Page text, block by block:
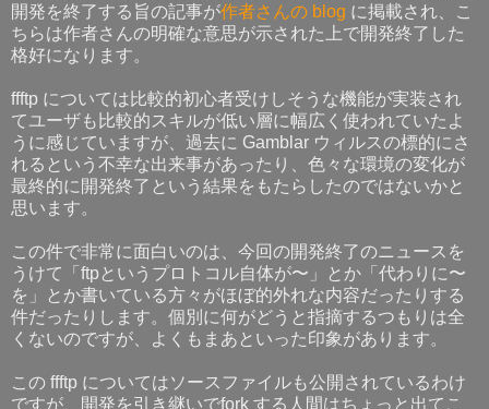
開発を終了する旨の記事が作者さんの blog に掲載され、こ
ちらは作者さんの明確な意思が示された上で開発終了した
格好になります。
ffftp については比較的初心者受けしそうな機能が実装され
てユーザも比較的スキルが低い層に幅広く使われていたよ
うに感じていますが、過去に Gamblar ウィルスの標的にさ
れるという不幸な出来事があったり、色々な環境の変化が
最終的に開発終了という結果をもたらしたのではないかと
思います。
この件で非常に面白いのは、今回の開発終了のニュースを
うけて「ftpというプロトコル自体が〜」とか「代わりに〜
を」とか書いている方々がほぼ的外れな内容だったりする
件だったりします。個別に何がどうと指摘するつもりは全
くないのですが、よくもまあといった印象があります。
この ffftp についてはソースファイルも公開されているわけ
ですが、開発を引き継いでfork する人間はちょっと出てこ